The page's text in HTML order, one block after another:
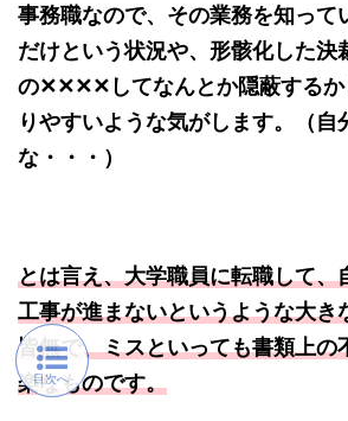
事務職なので、その業務を知って
だけという状況や、形骸化した決
の✕✕✕✕してなんとか隠蔽するか
りやすいような気がします。（自
な・・・）
とは言え、大学職員に転職して、
工事が進まないというような大き
皆無で、ミスといっても書類上の
楽なものです。